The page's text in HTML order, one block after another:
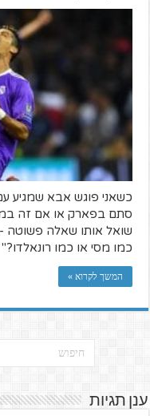
כשאני פוגש אבא שמגיע
סתם בפארק או אם זה
שואל אותו שאלה פשוטה
כמו מסי או כמו רונאלדו?"
המשך לקרוא »
ענן תגיות